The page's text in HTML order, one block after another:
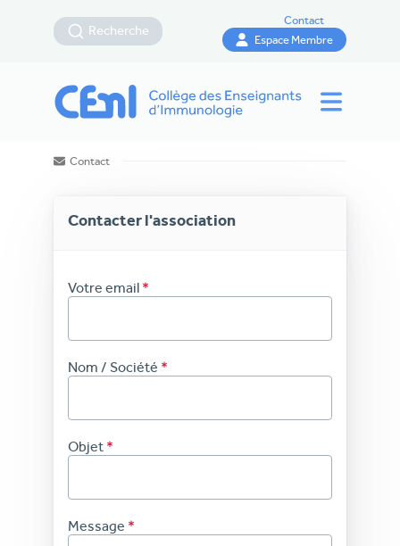
Recherche
Contact
Espace Membre
Contact
Contacter l'association
Votre email
Nom / Société
Objet
Message